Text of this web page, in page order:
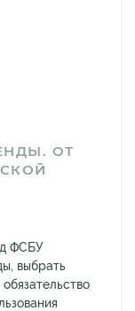
ОТ
ФСБУ
выбрать